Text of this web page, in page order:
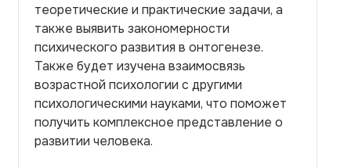
теоретические и практические задачи, а
также выявить закономерности
психического развития в онтогенезе.
Также будет изучена взаимосвязь
возрастной психологии с другими
психологическими науками, что поможет
получить комплексное представление о
развитии человека.